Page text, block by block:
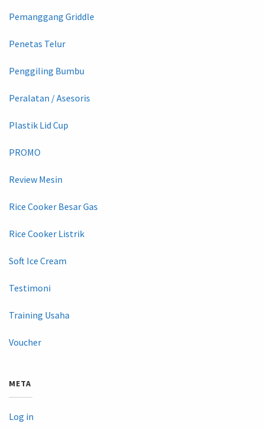
Pemanggang Griddle
Penetas Telur
Penggiling Bumbu
Peralatan / Asesoris
Plastik Lid Cup
PROMO
Review Mesin
Rice Cooker Besar Gas
Rice Cooker Listrik
Soft Ice Cream
Testimoni
Training Usaha
Voucher
META
Log in